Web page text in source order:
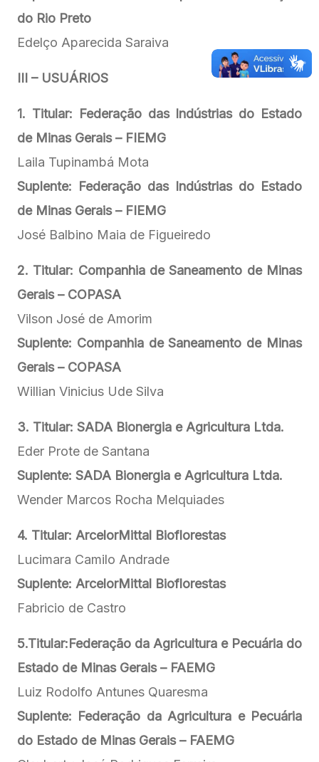
do Rio Preto
Edelço Aparecida Saraiva
III – USUÁRIOS
1. Titular: Federação das Indústrias do Estado
de Minas Gerais – FIEMG
Laila Tupinambá Mota
Suplente: Federação das Indústrias do Estado
de Minas Gerais – FIEMG
José Balbino Maia de Figueiredo
2. Titular: Companhia de Saneamento de Minas
Gerais – COPASA
Vilson José de Amorim
Suplente: Companhia de Saneamento de Minas
Gerais – COPASA
Willian Vinicius Ude Silva
3. Titular: SADA Bionergia e Agricultura Ltda.
Eder Prote de Santana
Suplente: SADA Bionergia e Agricultura Ltda.
Wender Marcos Rocha Melquiades
4. Titular: ArcelorMittal Bioflorestas
Lucimara Camilo Andrade
Suplente: ArcelorMittal Bioflorestas
Fabricio de Castro
5.Titular:Federação da Agricultura e Pecuária do
Estado de Minas Gerais – FAEMG
Luiz Rodolfo Antunes Quaresma
Suplente: Federação da Agricultura e Pecuária
do Estado de Minas Gerais – FAEMG